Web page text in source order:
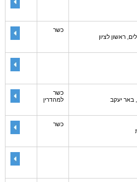
כשר
כשר
למהדרין
כשר